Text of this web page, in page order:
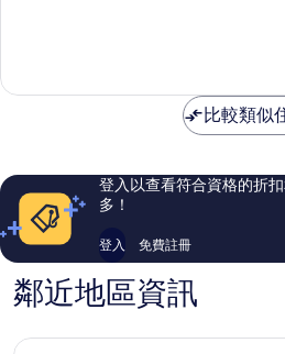
錯
評
論
比較類似
登入以查看符合資格的折
多！
登入 免費註冊
鄰近地區資訊